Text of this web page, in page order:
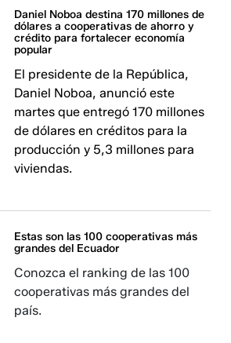
Daniel Noboa destina 170 millones de
dólares a cooperativas de ahorro y
crédito para fortalecer economía
popular
El presidente de la República,
Daniel Noboa, anunció este
martes que entregó 170 millones
de dólares en créditos para la
producción y 5,3 millones para
viviendas.
Estas son las 100 cooperativas más
grandes del Ecuador
Conozca el ranking de las 100
cooperativas más grandes del
país.